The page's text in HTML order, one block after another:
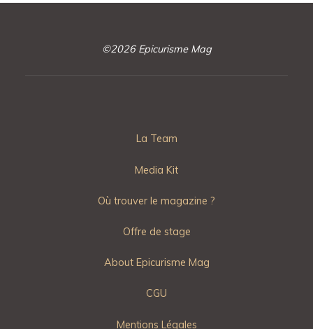
©2026 Epicurisme Mag
La Team
Media Kit
Où trouver le magazine ?
Offre de stage
About Epicurisme Mag
CGU
Mentions Légales